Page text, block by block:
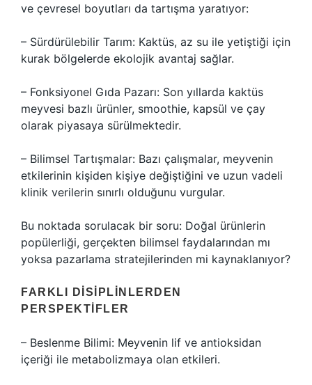
ve çevresel boyutları da tartışma yaratıyor:
– Sürdürülebilir Tarım: Kaktüs, az su ile yetiştiği için
kurak bölgelerde ekolojik avantaj sağlar.
– Fonksiyonel Gıda Pazarı: Son yıllarda kaktüs
meyvesi bazlı ürünler, smoothie, kapsül ve çay
olarak piyasaya sürülmektedir.
– Bilimsel Tartışmalar: Bazı çalışmalar, meyvenin
etkilerinin kişiden kişiye değiştiğini ve uzun vadeli
klinik verilerin sınırlı olduğunu vurgular.
Bu noktada sorulacak bir soru: Doğal ürünlerin
popülerliği, gerçekten bilimsel faydalarından mı
yoksa pazarlama stratejilerinden mi kaynaklanıyor?
FARKLI DISIPLINLERDEN
PERSPEKTIFLER
– Beslenme Bilimi: Meyvenin lif ve antioksidan
içeriği ile metabolizmaya olan etkileri.